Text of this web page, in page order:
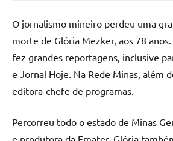
Gerais
O jornalismo mineiro perdeu uma
morte de Glória Mezker, aos 78
fez grandes reportagens, inclusive
e Jornal Hoje. Na Rede Minas, além
editora-chefe de programas.
Percorreu todo o estado de Minas